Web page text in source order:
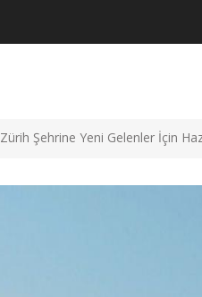
Zürih Şehrine Yeni Gelenler İçin